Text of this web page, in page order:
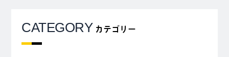
CATEGORY カテゴリー